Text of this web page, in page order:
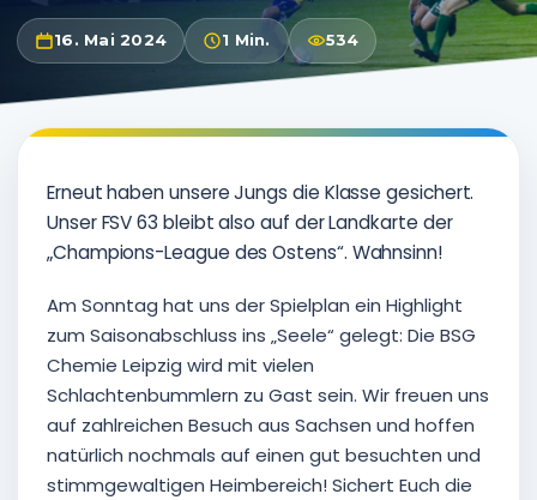
16. Mai 2024 1 Min. 534
Erneut haben unsere Jungs die Klasse gesichert.
Unser FSV 63 bleibt also auf der Landkarte der
„Champions-League des Ostens“. Wahnsinn!
Am Sonntag hat uns der Spielplan ein Highlight
zum Saisonabschluss ins „Seele“ gelegt: Die BSG
Chemie Leipzig wird mit vielen
Schlachtenbummlern zu Gast sein. Wir freuen uns
auf zahlreichen Besuch aus Sachsen und hoffen
natürlich nochmals auf einen gut besuchten und
stimmgewaltigen Heimbereich! Sichert Euch die